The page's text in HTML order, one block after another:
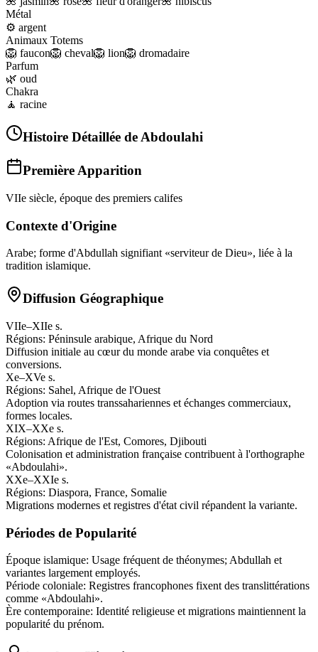
Métal
⚙️ argent
Animaux Totems
🦁 faucon🦁 cheval🦁 lion🦁 dromadaire
Parfum
🌿 oud
Chakra
🧘 racine
Histoire Détaillée de Abdoulahi
Première Apparition
VIIe siècle, époque des premiers califes
Contexte d'Origine
Arabe; forme d'Abdullah signifiant «serviteur de Dieu», liée à la
tradition islamique.
Diffusion Géographique
VIIe–XIIe s.
Régions: Péninsule arabique, Afrique du Nord
Diffusion initiale au cœur du monde arabe via conquêtes et
conversions.
Xe–XVe s.
Régions: Sahel, Afrique de l'Ouest
Adoption via routes transsahariennes et échanges commerciaux,
formes locales.
XIX–XXe s.
Régions: Afrique de l'Est, Comores, Djibouti
Colonisation et administration française contribuent à l'orthographe
«Abdoulahi».
XXe–XXIe s.
Régions: Diaspora, France, Somalie
Migrations modernes et registres d'état civil répandent la variante.
Périodes de Popularité
Époque islamique: Usage fréquent de théonymes; Abdullah et
variantes largement employés.
Période coloniale: Registres francophones fixent des translittérations
comme «Abdoulahi».
Ère contemporaine: Identité religieuse et migrations maintiennent la
popularité du prénom.